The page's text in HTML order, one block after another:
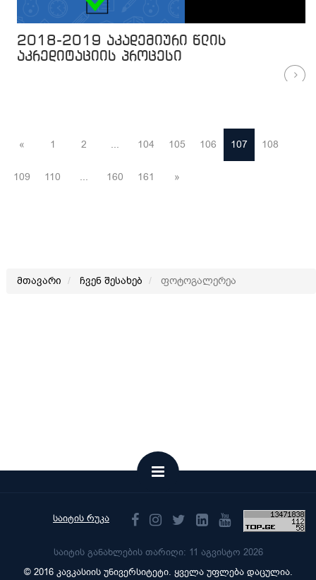
2018-2019 აკადემიური წლის
აკრედიტაციის პროცესი
« 1 2 ... 104 105 106 107 108
109 110 ... 160 161 »
მთავარი ჩვენ შესახებ ფოტოგალერეა
საიტის რუკა
საიტის განახლების თარიღი: 11 აგვისტო 2026
© 2016 კავკასიის უნივერსიტეტი. ყველა უფლება დაცულია.